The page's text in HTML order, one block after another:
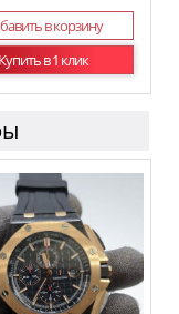
в корзину
Купить в 1 клик